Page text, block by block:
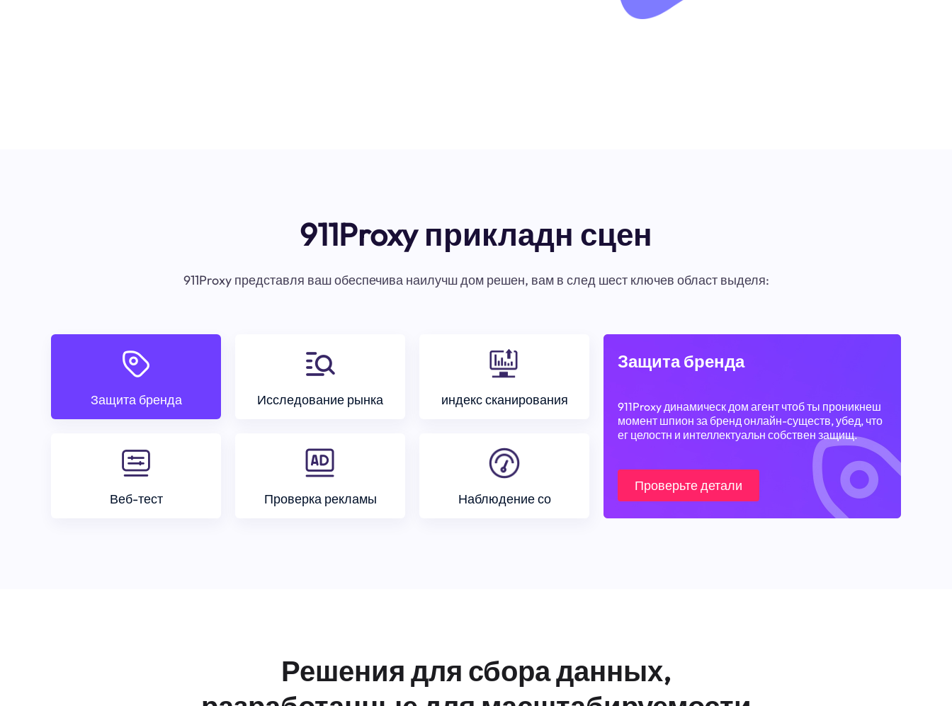
911Proxy прикладн сцен
911Proxy представля ваш обеспечива наилучш дом решен, вам в след шест ключев област выделя:
Защита бренда Исследование рынка индекс сканирования
Веб-тест Проверка рекламы Наблюдение со
Защита бренда
911Proxy динамическ дом агент чтоб ты проникнеш
момент шпион за бренд онлайн-существ, убед, что
ег целостн и интеллектуальн собствен защищ.
Проверьте детали
Решения для сбора данных,